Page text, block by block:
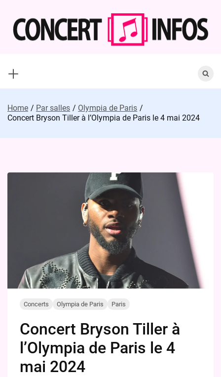
content
for:
Home Par salles
Olympia de Paris
Concert Bryson Tiller à l’Olympia de Paris le 4 mai 2024
Concerts Olympia de Paris Paris
Concert Bryson Tiller à
l’Olympia de Paris le 4
mai 2024